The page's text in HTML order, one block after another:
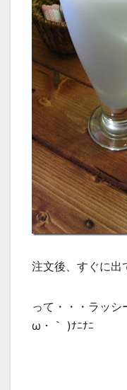
注文後、すぐに出
って・・・ラッシ
ω・｀ )ﾅﾆﾅﾆ